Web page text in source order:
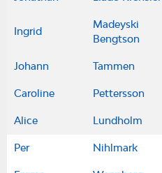
Ingrid
Madeyski
Bengtson
Johann Tammen
Caroline Pettersson
Alice Lundholm
Per Nihlmark